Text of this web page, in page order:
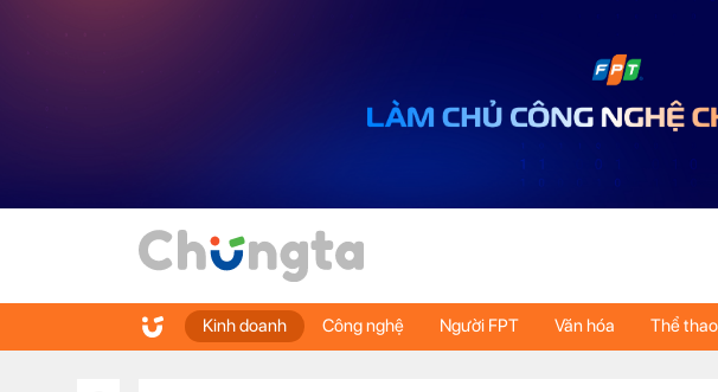
Kinh doanh Công nghệ Người FPT Văn hóa Thể thao